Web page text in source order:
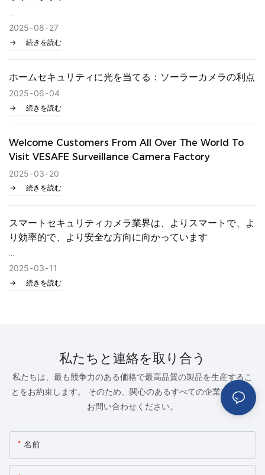
キャッチフレーズ：
あなたの家を守りましょう。 ペットと遊ぼう。 どこでも安心。
TP1
家庭のセキュリティとペットとの関わりを再定義する革新的なモ
バイルロボット。 これは単なるカメラではありません。あなたの
目であり、耳であり、家庭での遊び心のある存在であり、すべて
スマートフォンから制御できます。 眠っている赤ちゃんの様子を
確認したり、ペットを監視したり、生活空間を安全に守ったりす
る場合でも、AegisVision Pro は比類のない鮮明さ、インテリジェ
2025 08 27
続きを読む
ホームセキュリティに光を当てる：ソーラーカメラの利点
2025 06 04
続きを読む
Welcome Customers From All Over The World To
Visit VESAFE Surveillance Camera Factory
2025 03 20
続きを読む
スマートセキュリティカメラ業界は、よりスマートで、よ
り効率的で、より安全な方向に向かっています
2025年、防犯監視カメラ業界は技術革新と市場の爆発的な成長を
迎える
2025 03 11
続きを読む
私たちと連絡を取り合う
私たちは、最も競争力のある価格で最高品質の製品を生産するこ
とをお約束します。 そのため、関心のあるすべての企業に詳細を
お問い合わせください。
名前